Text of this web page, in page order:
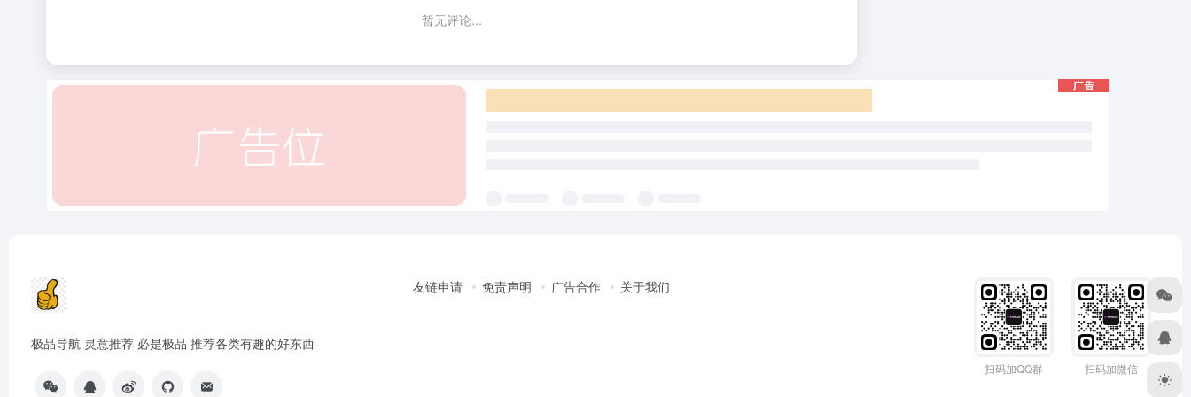
暂无评论...
极品导航 灵意推荐 必是极品 推荐各类有趣的好东西
友链申请 免责声明 广告合作 关于我们
扫码加QQ群 扫码加微信